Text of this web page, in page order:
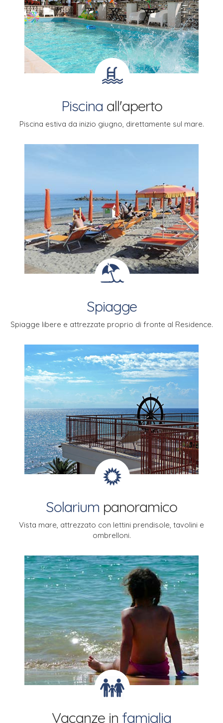
Piscina all'aperto
Piscina estiva da inizio giugno, direttamente sul mare.
Spiagge
Spiagge libere e attrezzate proprio di fronte al Residence.
Solarium panoramico
Vista mare, attrezzato con lettini prendisole, tavolini e
ombrelloni.
Vacanze in famiglia